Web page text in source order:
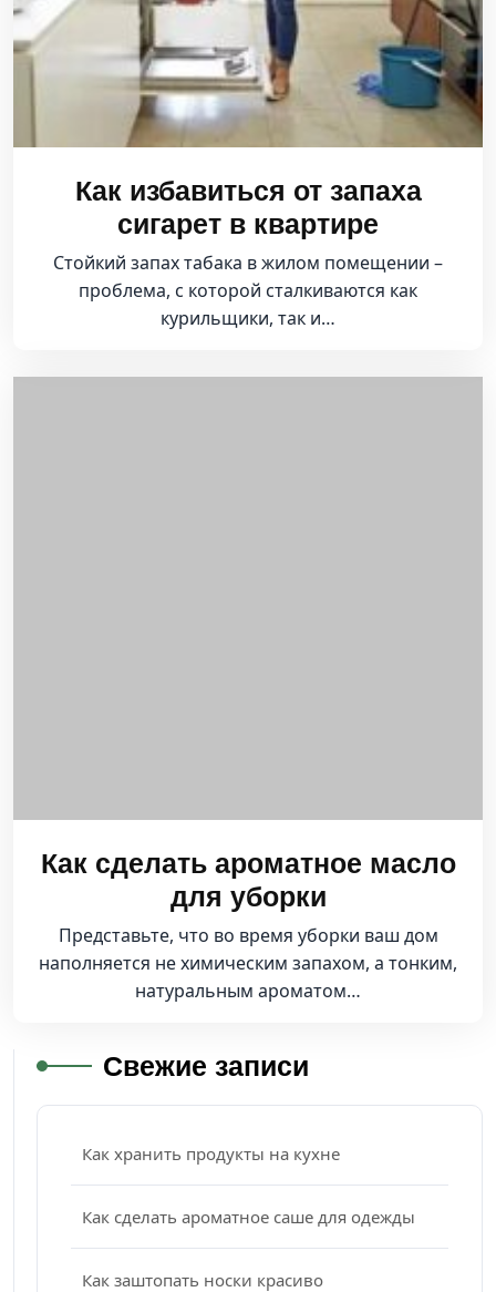
Как избавиться от запаха
сигарет в квартире
Стойкий запах табака в жилом помещении –
проблема, с которой сталкиваются как
курильщики, так и…
Как сделать ароматное масло
для уборки
Представьте, что во время уборки ваш дом
наполняется не химическим запахом, а тонким,
натуральным ароматом…
Свежие записи
Как хранить продукты на кухне
Как сделать ароматное саше для одежды
Как заштопать носки красиво